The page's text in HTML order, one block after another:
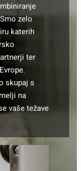
zelo
katerih
ter
skupaj s
na
vaše težave